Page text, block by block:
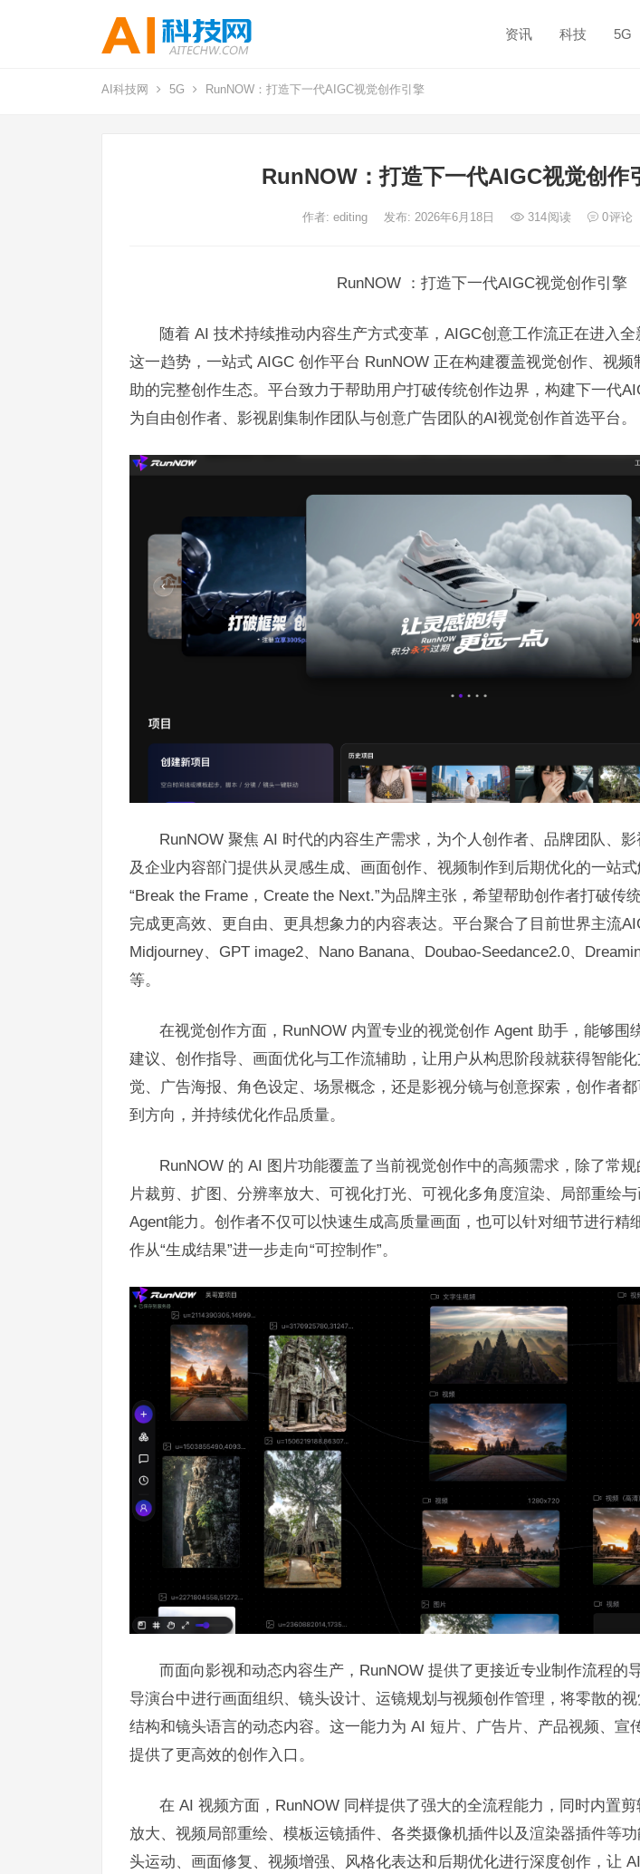
资讯 科技 5G
AI科技网 5G RunNOW：打造下一代AIGC视觉创作引擎
RunNOW：打造下一代AIGC视觉创作
作者: editing 发布: 2026年6月18日 314阅读 0评论
RunNOW ：打造下一代AIGC视觉创作引擎
随着 AI 技术持续推动内容生产方式变革，AIGC创意工作流正在进入
这一趋势，一站式 AIGC 创作平台 RunNOW 正在构建覆盖视觉创作、视
助的完整创作生态。平台致力于帮助用户打破传统创作边界，构建下一代
为自由创作者、影视剧集制作团队与创意广告团队的AI视觉创作首选平台。
RunNOW 聚焦 AI 时代的内容生产需求，为个人创作者、品牌团队、
及企业内容部门提供从灵感生成、画面创作、视频制作到后期优化的一站
“Break the Frame，Create the Next.”为品牌主张，希望帮助创作者打破传
完成更高效、更自由、更具想象力的内容表达。平台聚合了目前世界主流
Midjourney、GPT image2、Nano Banana、Doubao-Seedance2.0、
等。
在视觉创作方面，RunNOW 内置专业的视觉创作 Agent 助手，能够围
建议、创作指导、画面优化与工作流辅助，让用户从构思阶段就获得智能
觉、广告海报、角色设定、场景概念，还是影视分镜与创意探索，创作者
到方向，并持续优化作品质量。
RunNOW 的 AI 图片功能覆盖了当前视觉创作中的高频需求，除了常
片裁剪、扩图、分辨率放大、可视化打光、可视化多角度渲染、局部重绘
Agent能力。创作者不仅可以快速生成高质量画面，也可以针对细节进行精
作从“生成结果”进一步走向“可控制作”。
而面向影视和动态内容生产，RunNOW 提供了更接近专业制作流程的
导演台中进行画面组织、镜头设计、运镜规划与视频创作管理，将零散的
结构和镜头语言的动态内容。这一能力为 AI 短片、广告片、产品视频、宣
提供了更高效的创作入口。
在 AI 视频方面，RunNOW 同样提供了强大的全流程能力，同时内置
放大、视频局部重绘、模板运镜插件、各类摄像机插件以及渲染器插件等
头运动、画面修复、视频增强、风格化表达和后期优化进行深度创作，让